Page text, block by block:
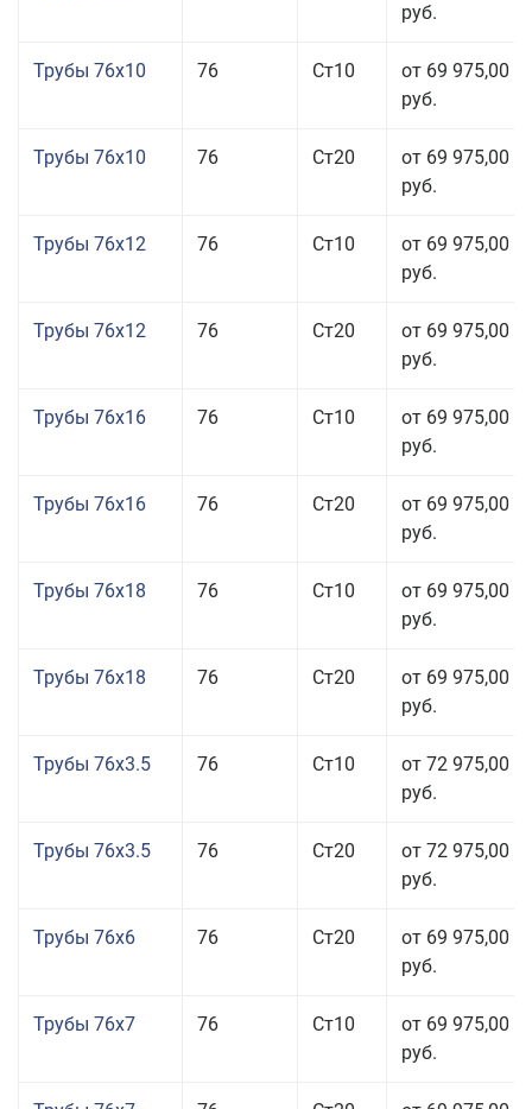
руб.
Трубы 76x10 76 Ст10
от 69 975,00
руб.
Трубы 76x10 76 Ст20
от 69 975,00
руб.
Трубы 76x12 76 Ст10
от 69 975,00
руб.
Трубы 76x12 76 Ст20
от 69 975,00
руб.
Трубы 76x16 76 Ст10
от 69 975,00
руб.
Трубы 76x16 76 Ст20
от 69 975,00
руб.
Трубы 76x18 76 Ст10
от 69 975,00
руб.
Трубы 76x18 76 Ст20
от 69 975,00
руб.
Трубы 76x3.5 76 Ст10
от 72 975,00
руб.
Трубы 76x3.5 76 Ст20
от 72 975,00
руб.
Трубы 76x6 76 Ст20
от 69 975,00
руб.
Трубы 76x7 76 Ст10
от 69 975,00
руб.